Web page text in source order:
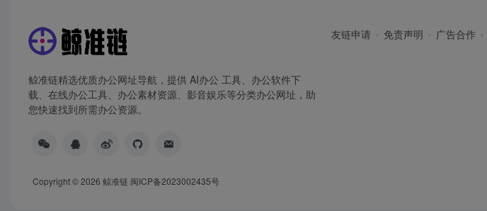
鲸准链精选优质办公网址导航，提供 AI办公 工具、办公软件下
载、在线办公工具、办公素材资源、影音娱乐等分类办公网址，助
您快速找到所需办公资源。
友链申请 免责声明 广告合作
Copyright © 2026 鲸准链 闽ICP备2023002435号